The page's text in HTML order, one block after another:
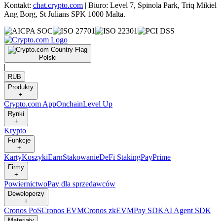
Kontakt: chat.crypto.com | Biuro: Level 7, Spinola Park, Triq Mikiel
Ang Borg, St Julians SPK 1000 Malta.
Polski
|
RUB
Produkty
+
Crypto.com AppOnchainLevel Up
Rynki
+
Krypto
Funkcje
+
KartyKoszykiEarnStakowanieDeFi StakingPayPrime
Firmy
+
PowiernictwoPay dla sprzedawców
Deweloperzy
+
Cronos PoSCronos EVMCronos zkEVMPay SDKAI Agent SDK